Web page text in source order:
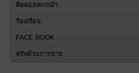
ติดต่อสหกรณ์ฯ
ร้องเรียน
FACE BOOK
ทรัพย์รอการขาย